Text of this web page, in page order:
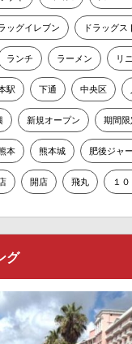
ッグイレブン ドラッグス
ランチ ラーメン リ
駅 下通 中央区
新規オープン 期間限
本 熊本城 肥後ジャ
開店 飛丸 １
グ